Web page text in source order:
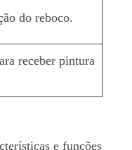
do reboco.
receber pintura
e funções